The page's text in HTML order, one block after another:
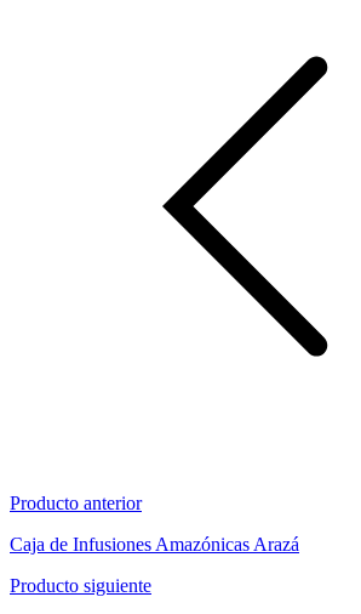
Producto anterior
Caja de Infusiones Amazónicas Arazá
Producto siguiente